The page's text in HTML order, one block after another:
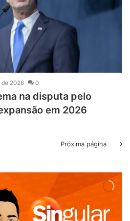
de 2026 0
na disputa pelo
em 2026
Próxima página